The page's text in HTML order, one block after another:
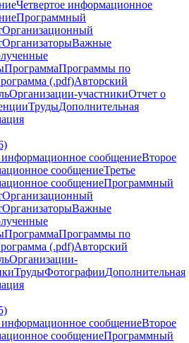
Четвертое информационное
Программный
Организационный
ОрганизаторыВажные
ПрограммаПрограммы по
(.pdf)Авторский
Организации-участникиОтчет о
ТрудыДополнительная
сообщениеВторое
сообщениеТретье
сообщениеПрограммный
Организационный
ОрганизаторыВажные
ПрограммаПрограммы по
(.pdf)Авторский
Организации-
ТрудыФотографииДополнительная
сообщениеВторое
сообщениеПрограммный